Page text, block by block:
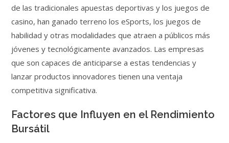
de las tradicionales apuestas deportivas y los juegos de
casino, han ganado terreno los eSports, los juegos de
habilidad y otras modalidades que atraen a públicos más
jóvenes y tecnológicamente avanzados. Las empresas
que son capaces de anticiparse a estas tendencias y
lanzar productos innovadores tienen una ventaja
competitiva significativa.
Factores que Influyen en el Rendimiento
Bursátil